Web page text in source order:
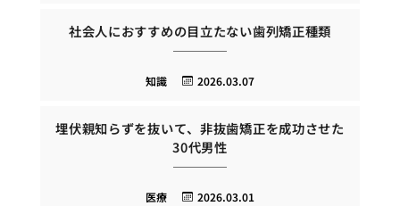
社会人におすすめの目立たない歯列矯正種類
2026.03.07
知識
埋伏親知らずを抜いて、非抜歯矯正を成功させた
30代男性
2026.03.01
医療